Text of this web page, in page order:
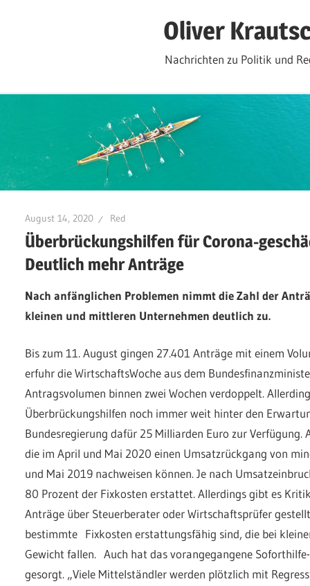
Oliver
Nachrichten zu Politik und
August 14, 2020 Red
Überbrückungshilfen für Corona-
Deutlich mehr Anträge
Nach anfänglichen Problemen nimmt die Zahl der
kleinen und mittleren Unternehmen deutlich zu.
Bis zum 11. August gingen 27.401 Anträge mit einem
erfuhr die WirtschaftsWoche aus dem
Antragsvolumen binnen zwei Wochen verdoppelt.
Überbrückungshilfen noch immer weit hinter den
Bundesregierung dafür 25 Milliarden Euro zur
die im April und Mai 2020 einen Umsatzrückgang von
und Mai 2019 nachweisen können. Je nach
80 Prozent der Fixkosten erstattet. Allerdings gibt es
Anträge über Steuerberater oder Wirtschaftsprüfer
bestimmte Fixkosten erstattungsfähig sind, die bei
Gewicht fallen. Auch hat das vorangegangene
gesorgt. „Viele Mittelständler werden plötzlich mit